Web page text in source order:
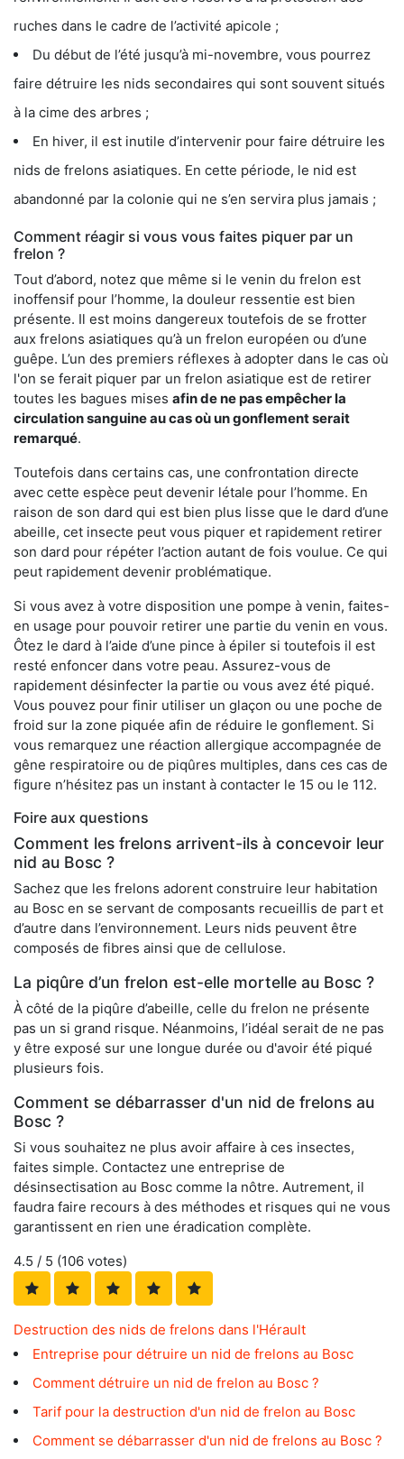
ruches dans le cadre de l’activité apicole ;
Du début de l’été jusqu’à mi-novembre, vous pourrez
faire détruire les nids secondaires qui sont souvent situés
à la cime des arbres ;
En hiver, il est inutile d’intervenir pour faire détruire les
nids de frelons asiatiques. En cette période, le nid est
abandonné par la colonie qui ne s’en servira plus jamais ;
Comment réagir si vous vous faites piquer par un
frelon ?
Tout d’abord, notez que même si le venin du frelon est
inoffensif pour l’homme, la douleur ressentie est bien
présente. Il est moins dangereux toutefois de se frotter
aux frelons asiatiques qu’à un frelon européen ou d’une
guêpe. L’un des premiers réflexes à adopter dans le cas où
l'on se ferait piquer par un frelon asiatique est de retirer
toutes les bagues mises afin de ne pas empêcher la
circulation sanguine au cas où un gonflement serait
remarqué.
Toutefois dans certains cas, une confrontation directe
avec cette espèce peut devenir létale pour l’homme. En
raison de son dard qui est bien plus lisse que le dard d’une
abeille, cet insecte peut vous piquer et rapidement retirer
son dard pour répéter l’action autant de fois voulue. Ce qui
peut rapidement devenir problématique.
Si vous avez à votre disposition une pompe à venin, faites-
en usage pour pouvoir retirer une partie du venin en vous.
Ôtez le dard à l’aide d’une pince à épiler si toutefois il est
resté enfoncer dans votre peau. Assurez-vous de
rapidement désinfecter la partie ou vous avez été piqué.
Vous pouvez pour finir utiliser un glaçon ou une poche de
froid sur la zone piquée afin de réduire le gonflement. Si
vous remarquez une réaction allergique accompagnée de
gêne respiratoire ou de piqûres multiples, dans ces cas de
figure n’hésitez pas un instant à contacter le 15 ou le 112.
Foire aux questions
Comment les frelons arrivent-ils à concevoir leur
nid au Bosc ?
Sachez que les frelons adorent construire leur habitation
au Bosc en se servant de composants recueillis de part et
d’autre dans l’environnement. Leurs nids peuvent être
composés de fibres ainsi que de cellulose.
La piqûre d’un frelon est-elle mortelle au Bosc ?
À côté de la piqûre d’abeille, celle du frelon ne présente
pas un si grand risque. Néanmoins, l’idéal serait de ne pas
y être exposé sur une longue durée ou d'avoir été piqué
plusieurs fois.
Comment se débarrasser d'un nid de frelons au
Bosc ?
Si vous souhaitez ne plus avoir affaire à ces insectes,
faites simple. Contactez une entreprise de
désinsectisation au Bosc comme la nôtre. Autrement, il
faudra faire recours à des méthodes et risques qui ne vous
garantissent en rien une éradication complète.
4.5 / 5 (106 votes)
Destruction des nids de frelons dans l'Hérault
Entreprise pour détruire un nid de frelons au Bosc
Comment détruire un nid de frelon au Bosc ?
Tarif pour la destruction d'un nid de frelon au Bosc
Comment se débarrasser d'un nid de frelons au Bosc ?